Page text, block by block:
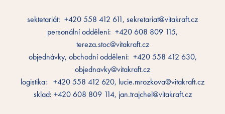
sektetariát: +420 558 412 611, sekretariat@vitakraft.cz
personální oddělení: +420 608 809 115,
tereza.stoc@vitakraft.cz
objednávky, obchodní oddělení: +420 558 412 630,
objednavky@vitakraft.cz
logistika: +420 558 412 620, lucie.mrozkova@vitakraft.cz
sklad: +420 608 809 114, jan.trajchel@vitakraft.cz